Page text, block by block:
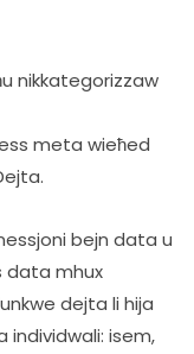
nikkategorizzaw
meta wieħed
bejn data u
data mhux
dejta li hija
individwali: isem,